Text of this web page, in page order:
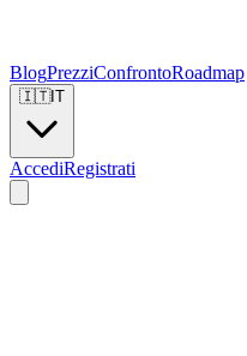
BlogPrezziConfrontoRoadmap
🇮🇹IT
AccediRegistrati